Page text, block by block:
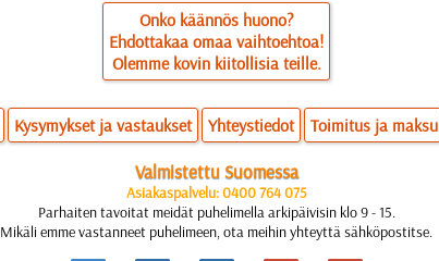
Onko käännös huono?
Ehdottakaa omaa vaihtoehtoa!
Olemme kovin kiitollisia teille.
Kysymykset ja vastaukset Yhteystiedot Toimitus ja maksu
Valmistettu Suomessa
Asiakaspalvelu: 0400 764 075
Parhaiten tavoitat meidät puhelimella arkipäivisin klo 9 - 15.
Mikäli emme vastanneet puhelimeen, ota meihin yhteyttä sähköpostitse.